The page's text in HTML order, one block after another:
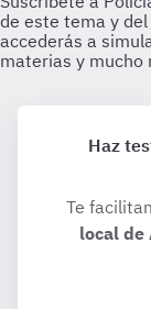
Haz
Te
local de